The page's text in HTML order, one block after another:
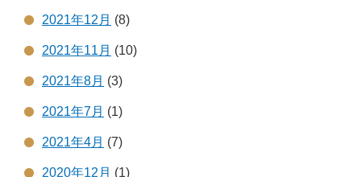
2021年12月 (8)
2021年11月 (10)
2021年8月 (3)
2021年7月 (1)
2021年4月 (7)
2020年12月 (1)